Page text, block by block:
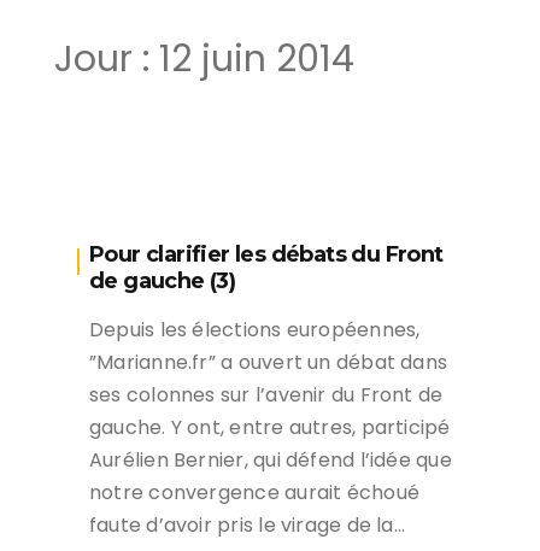
Jour : 12 juin 2014
Pour clarifier les débats du Front
de gauche (3)
Depuis les élections européennes,
”Marianne.fr” a ouvert un débat dans
ses colonnes sur l’avenir du Front de
gauche. Y ont, entre autres, participé
Aurélien Bernier, qui défend l’idée que
notre convergence aurait échoué
faute d’avoir pris le virage de la…